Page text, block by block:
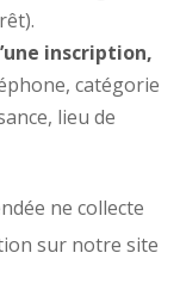
inscription,
catégorie
lieu de
ne collecte
sur notre site